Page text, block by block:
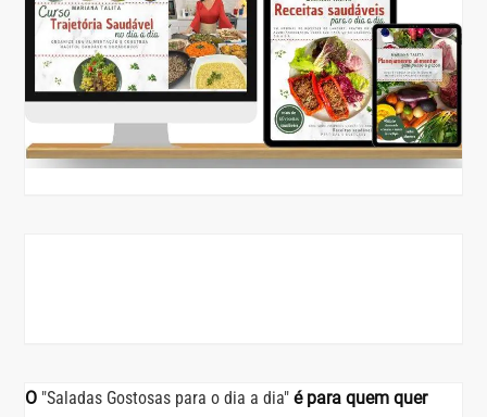
O "Saladas Gostosas para o dia a dia" é para quem quer